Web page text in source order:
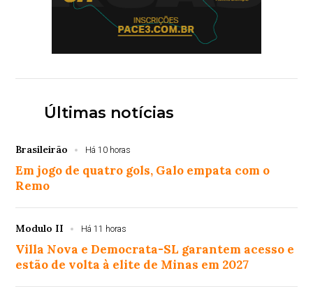
Últimas notícias
Brasileirão Há 10 horas
Em jogo de quatro gols, Galo empata com o
Remo
Modulo II Há 11 horas
Villa Nova e Democrata-SL garantem acesso e
estão de volta à elite de Minas em 2027